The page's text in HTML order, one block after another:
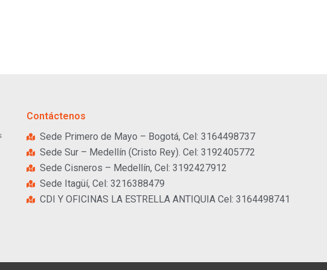
Contáctenos
Sede Primero de Mayo – Bogotá, Cel: 3164498737
Sede Sur – Medellín (Cristo Rey). Cel: 3192405772
Sede Cisneros – Medellín, Cel: 3192427912
Sede Itagüí, Cel: 3216388479
CDI Y OFICINAS LA ESTRELLA ANTIQUIA Cel: 3164498741